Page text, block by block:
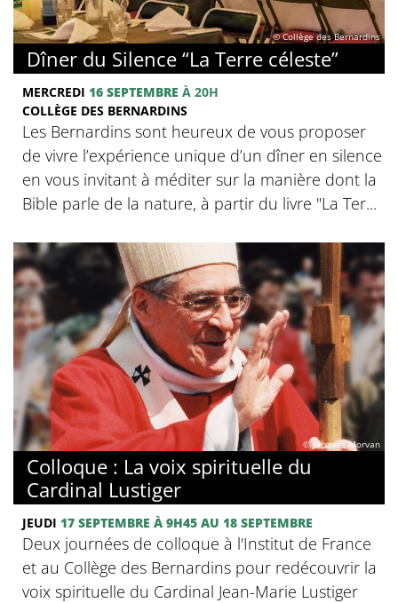
© Collège des Bernardins
Dîner du Silence “La Terre céleste”
MERCREDI 16 SEPTEMBRE À 20H
COLLÈGE DES BERNARDINS
Les Bernardins sont heureux de vous proposer
de vivre l’expérience unique d’un dîner en silence
en vous invitant à méditer sur la manière dont la
Bible parle de la nature, à partir du livre "La Ter...
© Jacques Morvan
Colloque : La voix spirituelle du
Cardinal Lustiger
JEUDI 17 SEPTEMBRE À 9H45 AU 18 SEPTEMBRE
Deux journées de colloque à l'Institut de France
et au Collège des Bernardins pour redécouvrir la
voix spirituelle du Cardinal Jean-Marie Lustiger